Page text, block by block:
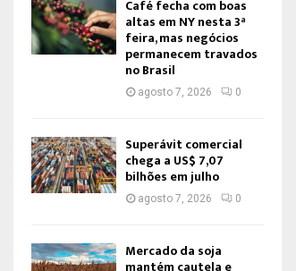
Café fecha com boas
altas em NY nesta 3ª
feira, mas negócios
permanecem travados
no Brasil
agosto 7, 2026 0
Superávit comercial
chega a US$ 7,07
bilhões em julho
agosto 7, 2026 0
Mercado da soja